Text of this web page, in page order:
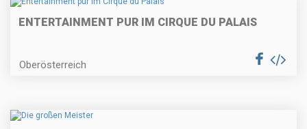
ENTERTAINMENT PUR IM CIRQUE DU PALAIS
Oberösterreich